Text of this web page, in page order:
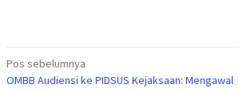
Navigasi
Pos sebelumnya
OMBB Audiensi ke PIDSUS Kejaksaan: Mengawal